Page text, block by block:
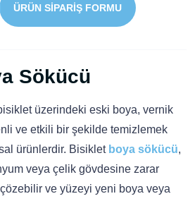
ÜRÜN SIPARIŞ FORMU
Sökücü
üzerindeki eski boya, vernik
ve etkili bir şekilde temizlemek
ürünlerdir. Bisiklet boya sökücü,
veya çelik gövdesine zarar
ve yüzeyi yeni boya veya